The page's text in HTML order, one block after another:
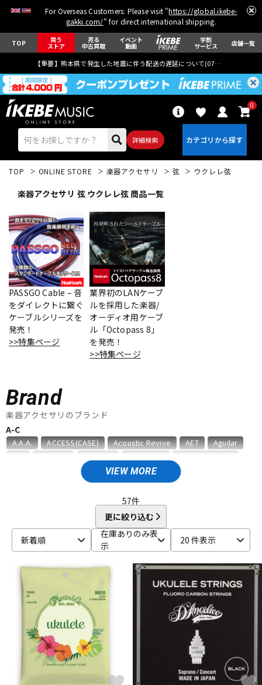
For Overseas Customers: Please visit "https://global.ikebe-
gakki.com/" for direct international shipping.
TOP 買う
ストア
売る
中古買取
イベント
動画
学割
サービス 店舗一覧
【重要】熊本県で発生した地震に伴う配送の遅延について(07月29日
詳細検索
0
エレキギター
ベース
ドラム
管楽器
アンプ エフェクター
DTM オンライン納品 レコーディング機器
配信/ライブ機器
ヴィンテージ
TOP ONLINE STORE 楽器アクセサリ 弦 ウクレレ弦
楽器アクセサリ 弦 ウクレレ弦 商品一覧
PASSGO Cable – 音
をダイレクトに繋ぐ
ケーブルシリーズを
発売！
>>特集ページ
業界初のLANケーブ
ルを採用した楽器/
オーディオ用ケーブ
ル「Octopass 8」
を発売！
>>特集ページ
Brand
楽器アクセサリのブランド
VIEW MORE
A-C
A.A.A. ACCESS(CASE) Acoustic Revive AET
Aguilar
ALPINE HEARING PROTECTION APEX
ARTEC ATELIER Z
BARBAROSSA
BASSO BELDEN
Bigsby
Bill Lawrence Birdland
Black Mountain
BLACK MOUNTAIN PICKS
BLACK&GOLD
Blackstar
BLUE BELL
Bohemians BONDHUS BOSS
Boveda
brokker
Bruff B-SIDE LABEL CAIG CAJ
CANARE
Carl Fischer
Charles Colin Cherub
CLAYTON
Cleartone
Cling On Colossal Cable
COLUMBIA
COMFORT Strapp
Cordoba
Couch Guitar Strap
Crescendo
CUSTOM TRY
D&A GUITAR GEAR D’Addario
Daiking Corporation
D'andrea
Danelectro DARCO
DAVA
DAVID LABOGA
DEAN Dean Markley DEVISER
DiMarzio
57件
更に絞り込む
新着順
在庫ありのみ表
示
20 件表示